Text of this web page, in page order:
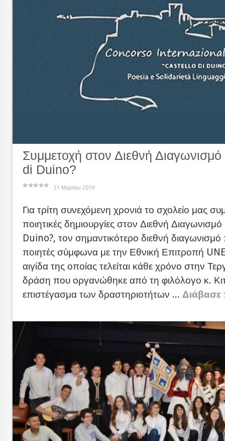
Συμμετοχή στον Διεθνή
di Duino?
31 Μαρτίου 2019
Για τρίτη συνεχόμενη χρονιά το σχολείο μας
ποιητικές δημιουργίες στον Διεθνή
Duino?, τον σημαντικότερο διεθνή διαγωνισμό
ποιητές σύμφωνα με την Εθνική Επιτροπή
αιγίδα της οποίας τελείται κάθε χρόνο στην
δράση που οργανώθηκε από τη φιλόλογο κ.
επιστέγασμα των δραστηριοτήτων ... Διάβασε